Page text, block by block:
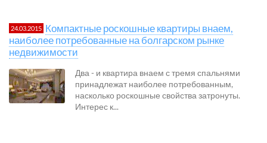
24.03.2015 Компактные роскошные квартиры внаем,
наиболее потребованные на болгарском рынке
недвижимости
Два - и квартира внаем с тремя спальнями
принадлежат наиболее потребованным,
насколько роскошные свойства затронуты.
Интерес к...